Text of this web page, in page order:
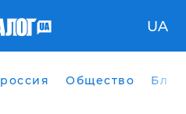
UA
россия Общество